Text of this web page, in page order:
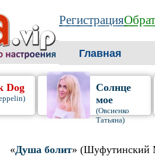
Регистрация
Главная
Dog
Солнце
мое
(Овсиенко
Татьяна)
«Душа болит» (Шуфутинский